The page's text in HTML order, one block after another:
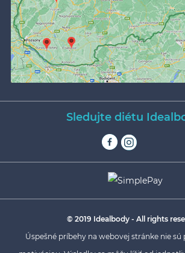
Sledujte diétu
© 2019 Idealbody - All rights
Úspešné príbehy na webovej stránke nie sú